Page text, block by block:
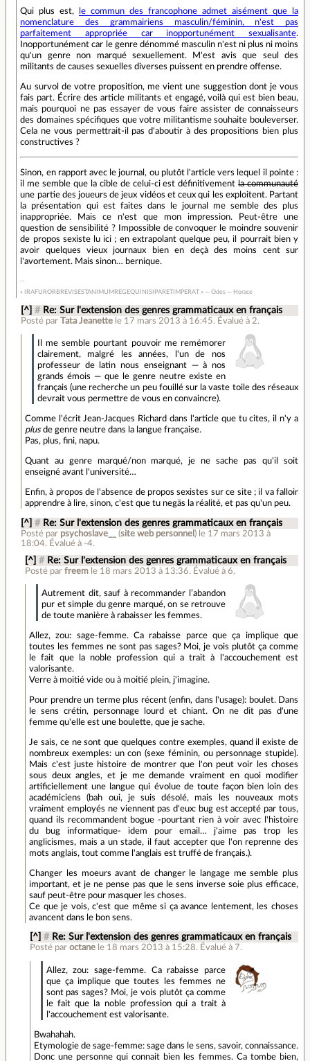
Qui plus est,
le commun des francophone admet aisément que la
nomenclature des grammairiens masculin/féminin, n'est pas
parfaitement appropriée car inopportunément sexualisante.
Inopportunément car le genre dénommé masculin n'est ni plus ni moins
qu'un genre non marqué sexuellement. M'est avis que seul des
militants de causes sexuelles diverses puissent en prendre offense.
Au survol de votre proposition, me vient une suggestion dont je vous
fais part. Écrire des article militants et engagé, voilà qui est bien beau,
mais pourquoi ne pas essayer de vous faire assister de connaisseurs
des domaines spécifiques que votre militantisme souhaite bouleverser.
Cela ne vous permettrait-il pas d'aboutir à des propositions bien plus
constructives ?
Sinon, en rapport avec le journal, ou plutôt l'article vers lequel il pointe :
il me semble que la cible de celui-ci est définitivementla communauté
une partie des joueurs de jeux vidéos et ceux qui les exploitent. Partant
la présentation qui est faites dans le journal me semble des plus
inappropriée. Mais ce n'est que mon impression. Peut-être une
question de sensibilité ? Impossible de convoquer le moindre souvenir
de propos sexiste lu ici ; en extrapolant quelque peu, il pourrait bien y
avoir quelques vieux journaux bien en deçà des moins cent sur
l'avortement. Mais sinon… bernique.
« IRAFURORBREVISESTANIMUMREGEQUINISIPARETIMPERAT » — Odes — Horace
[^] # Re: Sur l'extension des genres grammaticaux en français
Posté par Tata Jeanette le 17 mars 2013 à 16:45. Évalué à 2.
Il me semble pourtant pouvoir me remémorer
clairement, malgré les années, l'un de nos
professeur de latin nous enseignant — à nos
grands émois — que le genre neutre existe en
français (une recherche un peu fouillé sur la vaste toile des réseaux
devrait vous permettre de vous en convaincre).
Comme l'écrit Jean-Jacques Richard dans l'article que tu cites, il n'y a
plusde genre neutre dans la langue française.
Pas, plus, fini, napu.
Quant au genre marqué/non marqué, je ne sache pas qu'il soit
enseigné avant l'université…
Enfin, à propos de l'absence de propos sexistes sur ce site ; il va falloir
apprendre à lire, sinon, c'est que tu negās la réalité, et pas qu'un peu.
[^] # Re: Sur l'extension des genres grammaticaux en français
Posté par psychoslave__ (site web personnel ) le 17 mars 2013 à
18:04. Évalué à -4.
[^] # Re: Sur l'extension des genres grammaticaux en français
Posté parfreem le 18 mars 2013 à 13:36. Évalué à6.
Autrement dit, sauf à recommander l’abandon
pur et simple du genre marqué, on se retrouve
de toute manière à rabaisser les femmes.
Allez, zou: sage-femme. Ca rabaisse parce que ça implique que
toutes les femmes ne sont pas sages? Moi, je vois plutôt ça comme
le fait que la noble profession qui a trait à l'accouchement est
valorisante.
Verre à moitié vide ou à moitié plein, j'imagine.
Pour prendre un terme plus récent (enfin, dans l'usage): boulet. Dans
le sens crétin, personnage lourd et chiant. On ne dit pas d'une
femme qu'elle est une boulette, que je sache.
Je sais, ce ne sont que quelques contre exemples, quand il existe de
nombreux exemples: un con (sexe féminin, ou personnage stupide).
Mais c'est juste histoire de montrer que l'on peut voir les choses
sous deux angles, et je me demande vraiment en quoi modifier
artificiellement une langue qui évolue de toute façon bien loin des
académiciens (bah oui, je suis désolé, mais les nouveaux mots
vraiment employés ne viennent pas d'eux: bug est accepté par tous,
quand ils recommandent bogue -pourtant rien à voir avec l'histoire
du bug informatique- idem pour email… j'aime pas trop les
anglicismes, mais a un stade, il faut accepter que l'on reprenne des
mots anglais, tout comme l'anglais est truffé de français.).
Changer les moeurs avant de changer le langage me semble plus
important, et je ne pense pas que le sens inverse soie plus efficace,
sauf peut-être pour masquer les choses.
Ce que je vois, c'est que même si ça avance lentement, les choses
avancent dans le bon sens.
[^] # Re: Sur l'extension des genres grammaticaux en français
Posté par octane le 18 mars 2013 à 15:28.Évalué à 7.
Allez, zou: sage-femme. Ca rabaisse parce
que ça implique que toutes les femmes ne
sont pas sages? Moi, je vois plutôt ça comme
le fait que la noble profession qui a trait à
l'accouchement est valorisante.
Bwahahah.
Etymologie de sage-femme: sage dans le sens, savoir, connaissance.
Donc une personne qui connait bien les femmes. Ca tombe bien,